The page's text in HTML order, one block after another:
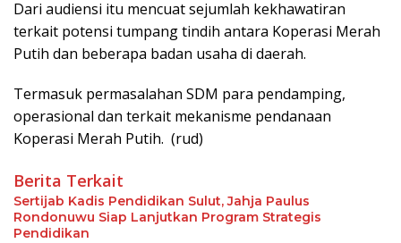
Dari audiensi itu mencuat sejumlah kekhawatiran
terkait potensi tumpang tindih antara Koperasi Merah
Putih dan beberapa badan usaha di daerah.
Termasuk permasalahan SDM para pendamping,
operasional dan terkait mekanisme pendanaan
Koperasi Merah Putih. (rud)
Berita Terkait
Sertijab Kadis Pendidikan Sulut, Jahja Paulus
Rondonuwu Siap Lanjutkan Program Strategis
Pendidikan